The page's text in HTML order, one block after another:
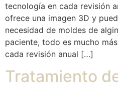
tecnología en cada revisión
ofrece una imagen 3D y
necesidad de moldes de
paciente, todo es mucho
cada revisión anual […]
Tratamiento